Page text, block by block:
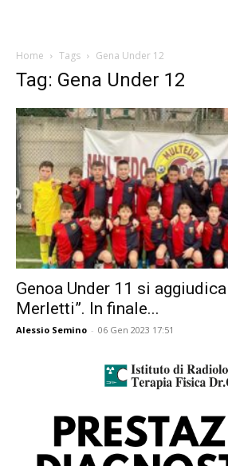
Home Tags Gena Under 12
Tag: Gena Under 12
Genoa Under 11 si
Merletti”. In finale...
Alessio Semino - 06 Gen 2023 17:51